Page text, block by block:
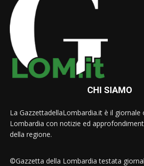
CHI SIAMO
La GazzettadellaLombardia.it è il giornale
Lombardia con notizie ed
della regione.
©Gazzetta della Lombardia testata